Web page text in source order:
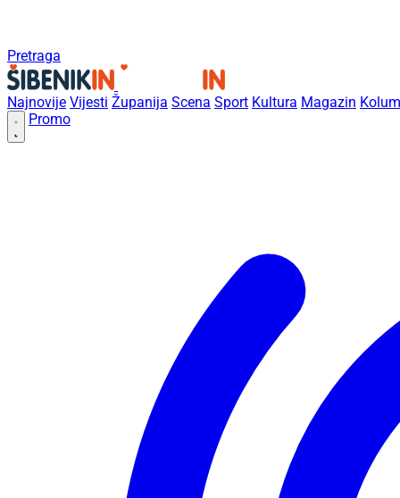
Pretraga
Najnovije Vijesti Županija Scena Sport Kultura Magazin
Promo